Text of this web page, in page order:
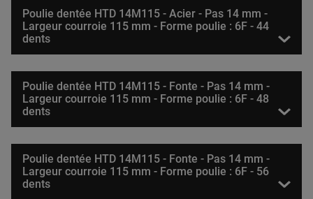
Poulie dentée HTD 14M115 - Acier - Pas 14 mm -
Largeur courroie 115 mm - Forme poulie : 6F - 44
dents
Poulie dentée HTD 14M115 - Fonte - Pas 14 mm -
Largeur courroie 115 mm - Forme poulie : 6F - 48
dents
Poulie dentée HTD 14M115 - Fonte - Pas 14 mm -
Largeur courroie 115 mm - Forme poulie : 6F - 56
dents